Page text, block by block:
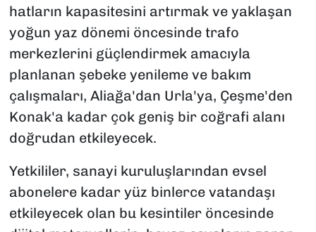
hatların kapasitesini artırmak ve yaklaşan
yoğun yaz dönemi öncesinde trafo
merkezlerini güçlendirmek amacıyla
planlanan şebeke yenileme ve bakım
çalışmaları, Aliağa'dan Urla'ya, Çeşme'den
Konak'a kadar çok geniş bir coğrafi alanı
doğrudan etkileyecek.
Yetkililer, sanayi kuruluşlarından evsel
abonelere kadar yüz binlerce vatandaşı
etkileyecek olan bu kesintiler öncesinde